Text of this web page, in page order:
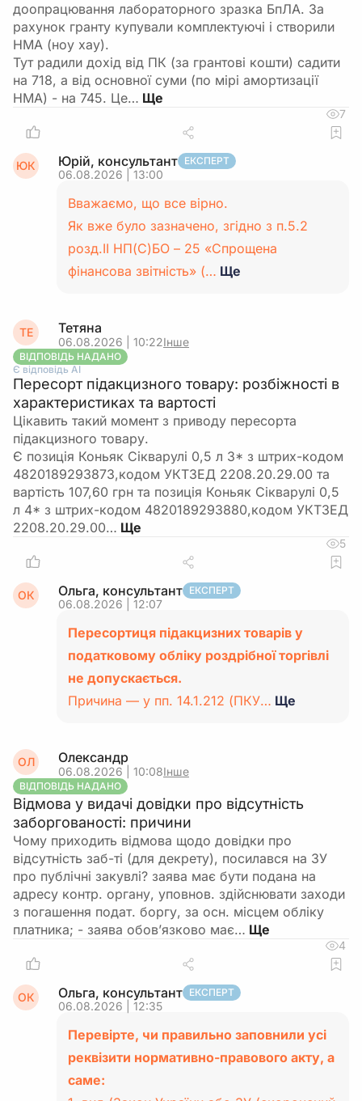
доопрацювання лабораторного зразка БпЛА. За
рахунок гранту купували комплектуючі і створили
НМА (ноу хау).
Тут радили дохід від ПК (за грантові кошти) садити
на 718, а від основної суми (по мірі амортизації
НМА) - на 745. Це…
7
ЮК Юрій, консультант ЕКСПЕРТ
06.08.2026 | 13:00
Вважаємо, що все вірно.
Як вже було зазначено, згідно з п.5.2
розд.ІІ НП(С)БО – 25 «Спрощена
фінансова звітність» (… Ще
ТЕ Тетяна
06.08.2026 | 10:22Інше
ВІДПОВІДЬ НАДАНО
Є відповідь АІ
Пересорт підакцизного товару: розбіжності в
характеристиках та вартості
Цікавить такий момент з приводу пересорта
підакцизного товару.
Є позиція Коньяк Сікварулі 0,5 л 3* з штрих-кодом
4820189293873,кодом УКТЗЕД 2208.20.29.00 та
вартість 107,60 грн та позиція Коньяк Сікварулі 0,5
л 4* з штрих-кодом 4820189293880,кодом УКТЗЕД
2208.20.29.00…
5
ОК Ольга, консультант ЕКСПЕРТ
06.08.2026 | 12:07
Пересортиця підакцизних товарів у
податковому обліку роздрібної торгівлі
не допускається.
Причина — у пп. 14.1.212 (ПКУ… Ще
ОЛ Олександр
06.08.2026 | 10:08Інше
ВІДПОВІДЬ НАДАНО
Відмова у видачі довідки про відсутність
заборгованості: причини
Чому приходить відмова щодо довідки про
відсутність заб-ті (для декрету), посилався на ЗУ
про публічні закувлі? заява має бути подана на
адресу контр. органу, уповнов. здійснювати заходи
з погашення подат. боргу, за осн. місцем обліку
платника; - заява обов’язково має…
4
ОК Ольга, консультант ЕКСПЕРТ
06.08.2026 | 12:35
Перевірте, чи правильно заповнили усі
реквізити нормативно-правового акту, а
саме: